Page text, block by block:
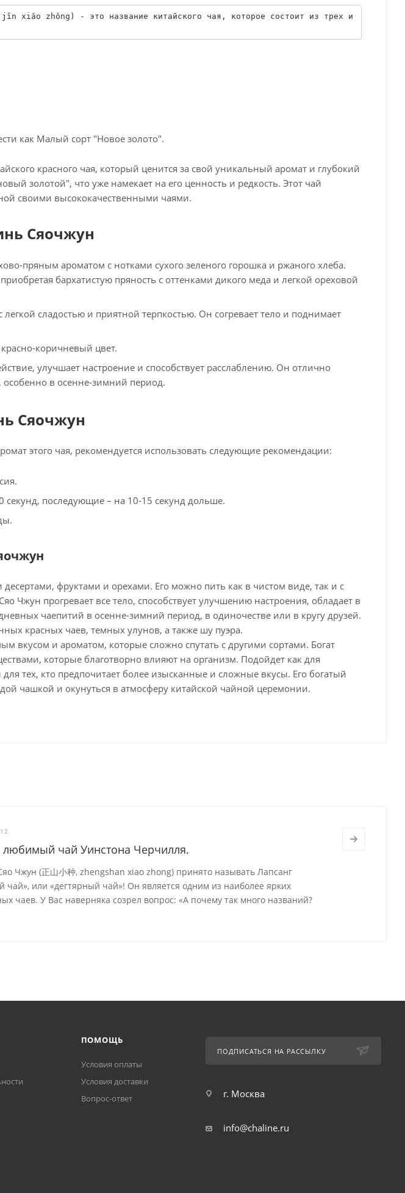
jīn xiǎo zhǒng) - это название китайского чая, которое состоит из трех и
как Малый сорт "Новое золото".
красного чая, который ценится за свой уникальный аромат и глубокий
золотой", что уже намекает на его ценность и редкость. Этот чай
своими высококачественными чаями.
Сяочжун
пряным ароматом с нотками сухого зеленого горошка и ржаного хлеба.
бархатистую пряность с оттенками дикого меда и легкой ореховой
сладостью и приятной терпкостью. Он согревает тело и поднимает
коричневый цвет.
улучшает настроение и способствует расслаблению. Он отлично
особенно в осенне-зимний период.
Сяочжун
этого чая, рекомендуется использовать следующие рекомендации:
секунд, последующие – на 10-15 секунд дольше.
десертами, фруктами и орехами. Его можно пить как в чистом виде, так и с
прогревает все тело, способствует улучшению настроения, обладает в
чаепитий в осенне-зимний период, в одиночестве или в кругу друзей.
красных чаев, темных улунов, а также шу пуэра.
вкусом и ароматом, которые сложно спутать с другими сортами. Богат
которые благотворно влияют на организм. Подойдет как для
тех, кто предпочитает более изысканные и сложные вкусы. Его богатый
чашкой и окунуться в атмосферу китайской чайной церемонии.
любимый чай Уинстона Черчилля.
Чжун (正山小种, zhengshan xiao zhong) принято называть Лапсанг
чай», или «дегтярный чай»! Он является одним из наиболее ярких
чаев. У Вас наверняка созрел вопрос: «А почему так много названий?
ПОМОЩЬ
Условия оплаты
Условия доставки
Вопрос-ответ
ПОДПИСАТЬСЯ НА РАССЫЛКУ
г. Москва
info@chaline.ru